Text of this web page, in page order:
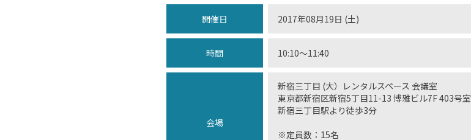
開催日 2017年08月19日 (土)
時間 10:10〜11:40
会場
新宿三丁目 (大）レンタルスペース 会議室
東京都新宿区新宿5丁目11-13 博雅ビル7F 403号室
新宿三丁目駅より徒歩3分
※定員数：15名